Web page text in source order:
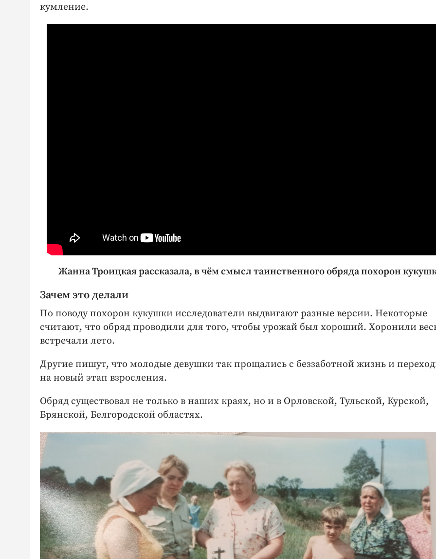
кумление.
Жанна Троицкая рассказала, в чём смысл таинственного обряда похорон
Зачем это делали
По поводу похорон кукушки исследователи выдвигают разные версии. Некоторые
считают, что обряд проводили для того, чтобы урожай был хороший. Хоронили
встречали лето.
Другие пишут, что молодые девушки так прощались с беззаботной жизнь и
на новый этап взросления.
Обряд существовал не только в наших краях, но и в Орловской, Тульской, Курской,
Брянской, Белгородской областях.